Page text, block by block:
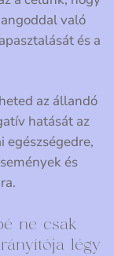
való
és a
az állandó
hatását az
egészségedre,
és
ne csak
légy